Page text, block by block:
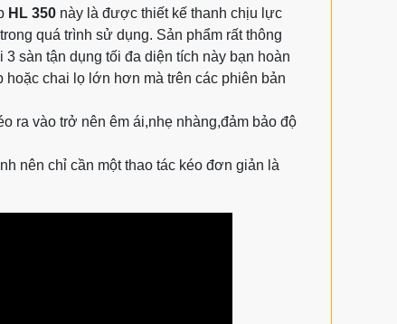
HL 350 này là được thiết kế thanh chịu lực
quá trình sử dụng. Sản phẩm rất thông
sàn tận dụng tối đa diện tích này bạn hoàn
chai lọ lớn hơn mà trên các phiên bản
ra vào trở nên êm ái,nhẹ nhàng,đảm bảo độ
nên chỉ cần một thao tác kéo đơn giản là